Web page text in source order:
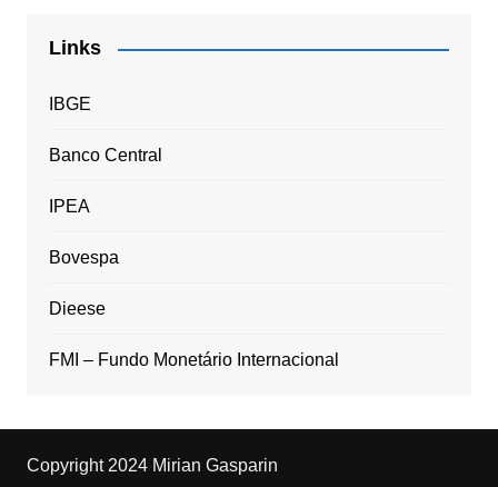
Links
IBGE
Banco Central
IPEA
Bovespa
Dieese
FMI – Fundo Monetário Internacional
Copyright 2024 Mirian Gasparin